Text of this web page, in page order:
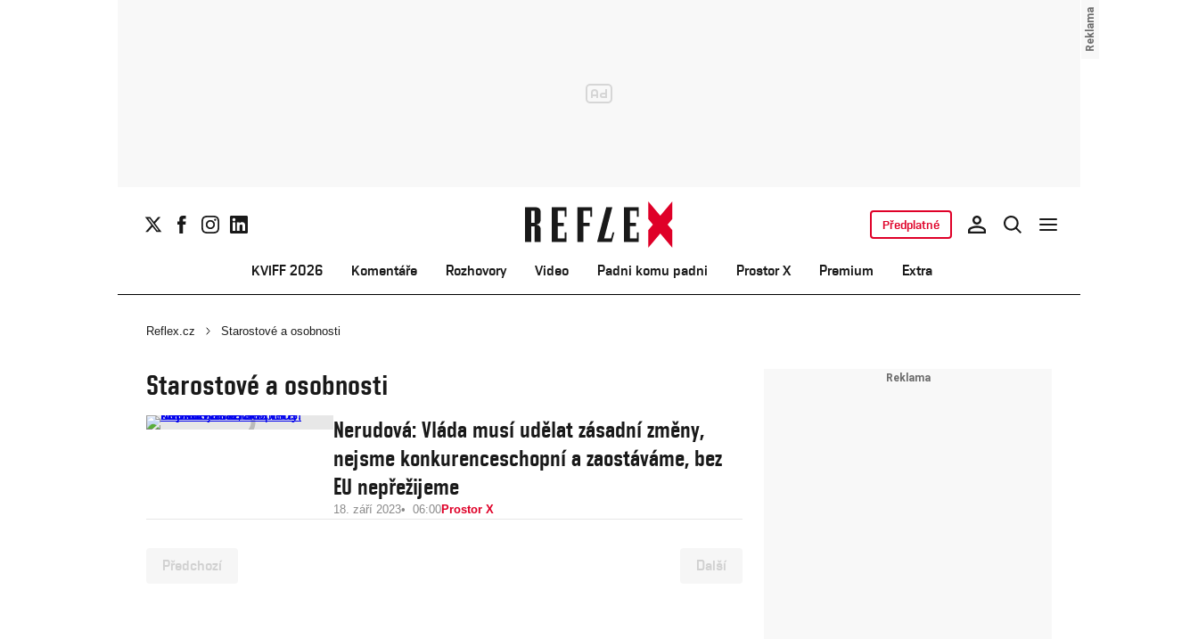
KVIFF 2026 Komentáře Rozhovory Video Padni komu padni Prostor X Premium Extra
Předplatné
Reflex.cz Starostové a osobnosti
Starostové a osobnosti
Nerudová: Vláda musí udělat zásadní změny,
nejsme konkurenceschopní a zaostáváme, bez
EU nepřežijeme
18. září 2023 06:00Prostor X
Předchozí Další